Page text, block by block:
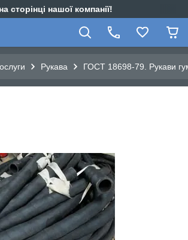
сторінці нашої компанії!
Рукава ГОСТ 18698-79. Рукави